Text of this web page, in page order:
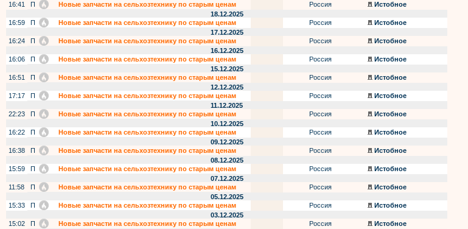
16:41
П Новые запчасти на сельхозтехнику по старым ценам Россия
Истобное
18.12.2025
16:59
П Новые запчасти на сельхозтехнику по старым ценам Россия
Истобное
17.12.2025
16:24
П Новые запчасти на сельхозтехнику по старым ценам Россия
Истобное
16.12.2025
16:06
П Новые запчасти на сельхозтехнику по старым ценам Россия
Истобное
15.12.2025
16:51
П Новые запчасти на сельхозтехнику по старым ценам Россия
Истобное
12.12.2025
17:17
П Новые запчасти на сельхозтехнику по старым ценам Россия
Истобное
11.12.2025
22:23
П Новые запчасти на сельхозтехнику по старым ценам Россия
Истобное
10.12.2025
16:22
П Новые запчасти на сельхозтехнику по старым ценам Россия
Истобное
09.12.2025
16:38
П Новые запчасти на сельхозтехнику по старым ценам Россия
Истобное
08.12.2025
15:59
П Новые запчасти на сельхозтехнику по старым ценам Россия
Истобное
07.12.2025
11:58
П Новые запчасти на сельхозтехнику по старым ценам Россия
Истобное
05.12.2025
15:33
П Новые запчасти на сельхозтехнику по старым ценам Россия
Истобное
03.12.2025
15:02
П Новые запчасти на сельхозтехнику по старым ценам Россия
Истобное